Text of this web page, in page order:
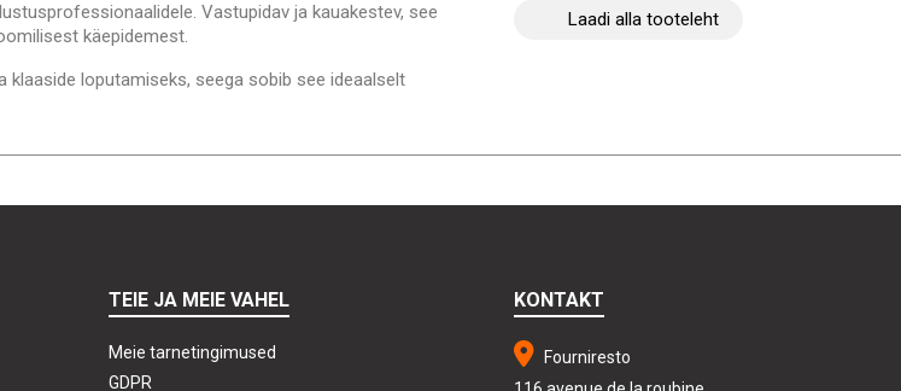
Vastupidav ja kauakestev, see
käepidemest.
loputamiseks, seega sobib see ideaalselt
Laadi alla tooteleht
TEIE JA MEIE VAHEL
Meie tarnetingimused
GDPR
KONTAKT
Fourniresto